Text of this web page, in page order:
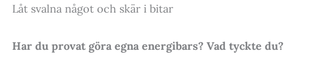
Låt svalna något och skär i bitar
Har du provat göra egna energibars? Vad tyckte du?